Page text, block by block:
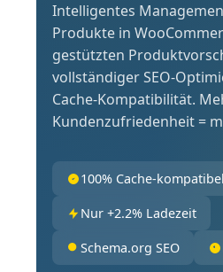
Intelligentes
Produkte in
gestützten
vollständiger SEO-
Cache-Kompatibilität.
Kundenzufriedenheit =
100% Cache-kompatibel
Nur +2.2% Ladezeit
Schema.org SEO